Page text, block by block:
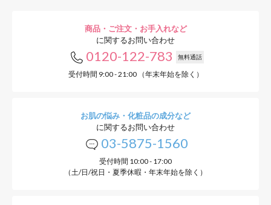
商品・ご注文・お手入れなど
に関するお問い合わせ
0120-122-783 無料通話
受付時間 9:00 - 21:00 （年末年始を除く）
お肌の悩み・化粧品の成分など
に関するお問い合わせ
03-5875-1560
受付時間 10:00 - 17:00
（土/日/祝日・夏季休暇・年末年始を除く）